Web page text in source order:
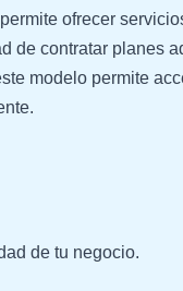
ofrecer
de contratar planes
modelo permite
de tu negocio.